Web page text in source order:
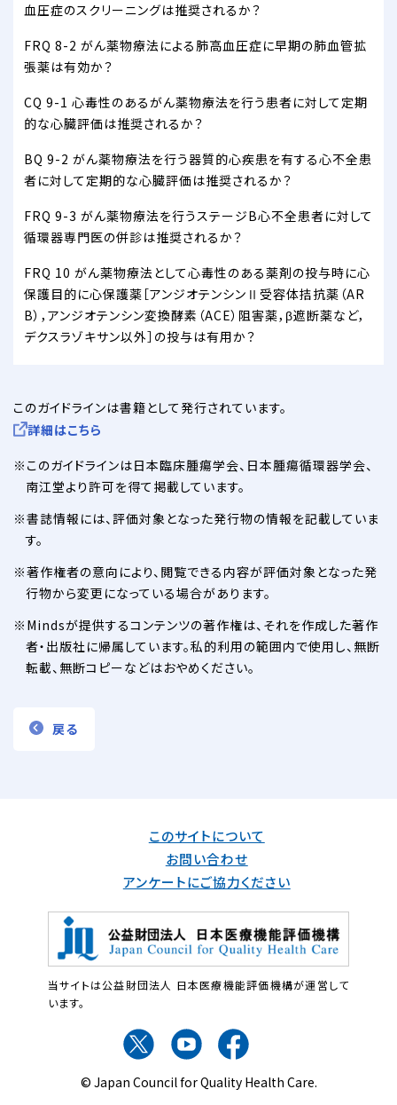
血圧症のスクリーニングは推奨されるか？
FRQ 8-2 がん薬物療法による肺高血圧症に早期の肺血管拡
張薬は有効か？
CQ 9-1 心毒性のあるがん薬物療法を行う患者に対して定期
的な心臓評価は推奨されるか？
BQ 9-2 がん薬物療法を行う器質的心疾患を有する心不全患
者に対して定期的な心臓評価は推奨されるか？
FRQ 9-3 がん薬物療法を行うステージB心不全患者に対して
循環器専門医の併診は推奨されるか？
FRQ 10 がん薬物療法として心毒性のある薬剤の投与時に心
保護目的に心保護薬［アンジオテンシンⅡ受容体拮抗薬（AR
B），アンジオテンシン変換酵素（ACE）阻害薬，β遮断薬など，
デクスラゾキサン以外］の投与は有用か？
このガイドラインは書籍として発行されています。
詳細はこちら
このガイドラインは日本臨床腫瘍学会、日本腫瘍循環器学会、
南江堂より許可を得て掲載しています。
書誌情報には、評価対象となった発行物の情報を記載していま
す。
著作権者の意向により、閲覧できる内容が評価対象となった発
行物から変更になっている場合があります。
Mindsが提供するコンテンツの著作権は、それを作成した著作
者・出版社に帰属しています。私的利用の範囲内で使用し、無断
転載、無断コピーなどはおやめください。
戻る
このサイトについて
お問い合わせ
アンケートにご協力ください
当サイトは公益財団法人 日本医療機能評価機構が運営して
います。
© Japan Council for Quality Health Care.